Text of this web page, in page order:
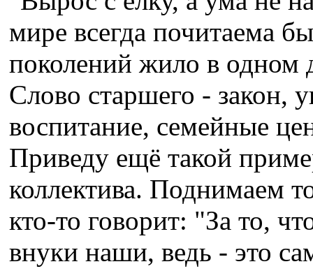
мире всегда почитаема
поколений жило в одном
Слово старшего - закон,
воспитание, семейные
Приведу ещё такой
коллектива. Поднимаем
кто-то говорит: "За то,
внуки наши, ведь - это